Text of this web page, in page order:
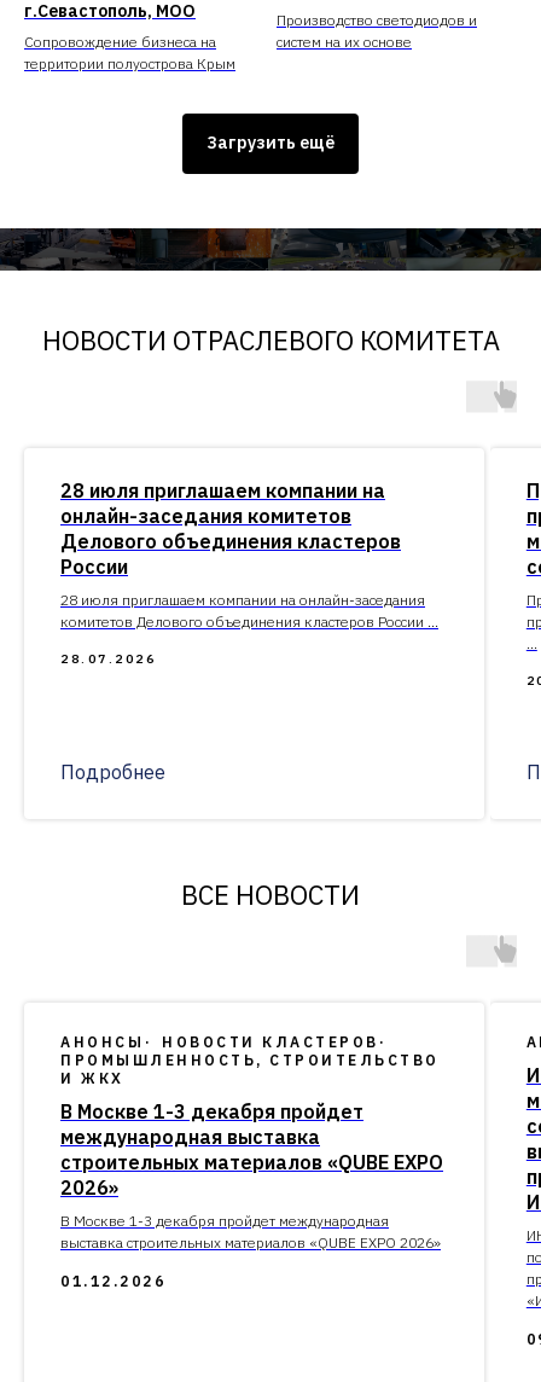
г.Севастополь, МОО
Сопровождение бизнеса на
территории полуострова Крым
Производство светодиодов и
систем на их основе
Загрузить ещё
НОВОСТИ ОТРАСЛЕВОГО КОМИТЕТА
28 июля приглашаем компании на
онлайн-заседания комитетов
Делового объединения кластеров
России
28 июля приглашаем компании на онлайн-заседания
комитетов Делового объединения кластеров России ...
28.07.2026
Подробнее
ВСЕ НОВОСТИ
АНОНСЫ
НОВОСТИ КЛАСТЕРОВ
ПРОМЫШЛЕННОСТЬ, СТРОИТЕЛЬСТВО
И ЖКХ
В Москве 1-3 декабря пройдет
международная выставка
строительных материалов «QUBE EXPO
2026»
В Москве 1-3 декабря пройдет международная
выставка строительных материалов «QUBE EXPO 2026»
01.12.2026